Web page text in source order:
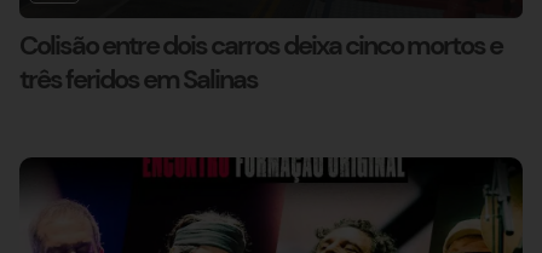
Colisão entre dois carros deixa cinco mortos e
três feridos em Salinas